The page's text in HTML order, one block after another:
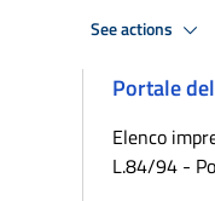
See actions
Portale
Elenco
L.84/94 -